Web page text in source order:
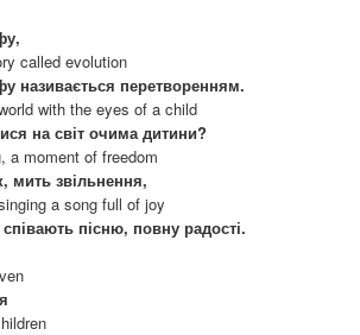
called evolution
називається перетворенням.
with the eyes of a child
на світ очима дитини?
a moment of freedom
мить звільнення,
a song full of joy
пісню, повну радості.